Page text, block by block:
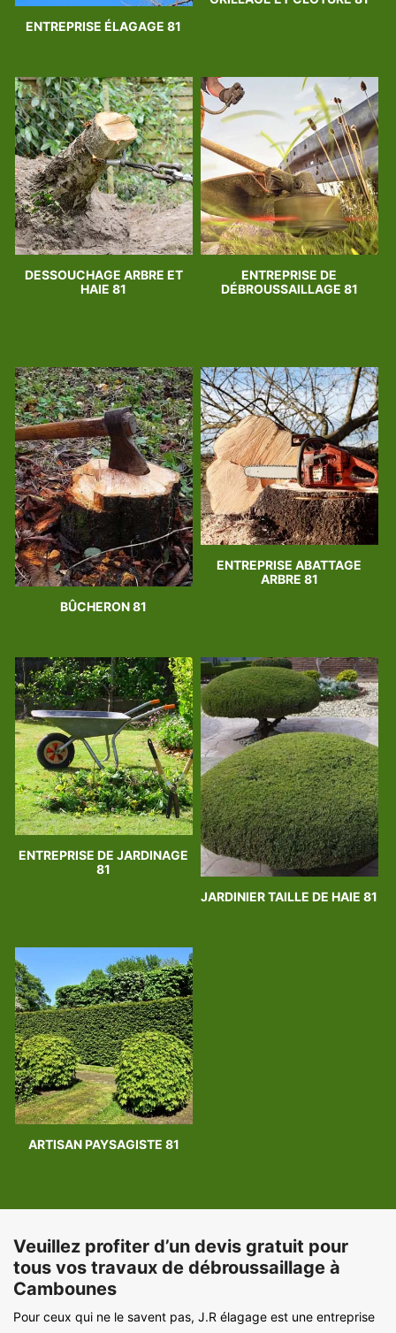
ENTREPRISE ÉLAGAGE 81
DESSOUCHAGE ARBRE ET
HAIE 81
ENTREPRISE DE
DÉBROUSSAILLAGE 81
BÛCHERON 81
ENTREPRISE ABATTAGE
ARBRE 81
ENTREPRISE DE JARDINAGE
81
JARDINIER TAILLE DE HAIE 81
ARTISAN PAYSAGISTE 81
Veuillez profiter d’un devis gratuit pour
tous vos travaux de débroussaillage à
Cambounes
Pour ceux qui ne le savent pas, J.R élagage est une entreprise